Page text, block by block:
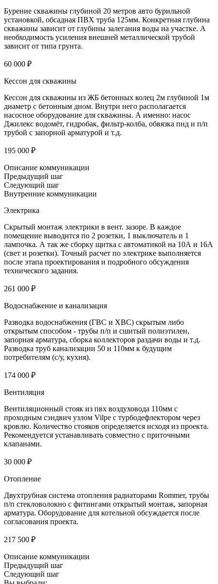
Бурение скважины глубиной 20 метров авто бурильной
установкой, обсадная ПВХ труба 125мм. Конкретная глубина
скважины зависит от глубины залегания воды на участке. А
необходимость усиления внешней металлической трубой
зависит от типа грунта.
60 000 ₽
Кессон для скважины
Кессон для скважины из ЖБ бетонных колец 2м глубиной 1м
диаметр с бетонным дном. Внутри него располагается
насосное оборудование для скважины. А именно: насос
Джилекс водомёт, гидробак, фильтр-колба, обвязка пнд и п/п
трубой с запорной арматурой и т.д.
195 000 ₽
Описание коммуникации
Предыдущий шаг
Следующий шаг
Внутренние коммуникации
Электрика
Скрытый монтаж электрики в вент. зазоре. В каждое
помещение выводится по 2 розетки, 1 выключатель и 1
лампочка. А так же сборку щитка с автоматикой на 10А и 16А
(свет и розетки). Точный расчет по электрике выполняется
после этапа проектирования и подробного обсуждения
технического задания.
261 000 ₽
Водоснабжение и канализация
Разводка водоснабжения (ГВС и ХВС) скрытым либо
открытым способом - трубы п/п и сшитый полиэтилен,
запорная арматура, сборка коллекторов раздачи воды и т.д.
Разводка труб канализации 50 и 110мм к будущим
потребителям (с/у, кухня).
174 000 ₽
Вентиляция
Вентиляционный стояк из пвх воздуховода 110мм с
проходным сэндвич узлом Vilpe с турбодефлектором через
кровлю. Количество стояков определяется исходя из проекта.
Рекомендуется устанавливать совместно с приточными
клапанами.
30 000 ₽
Отопление
Двухтрубная система отопления радиаторами Rommer, трубы
п/п стекловолокно с фитингами открытый монтаж, запорная
арматура. Оборудование для котельной обсуждается после
согласования проекта.
217 500 ₽
Описание коммуникации
Предыдущий шаг
Следующий шаг